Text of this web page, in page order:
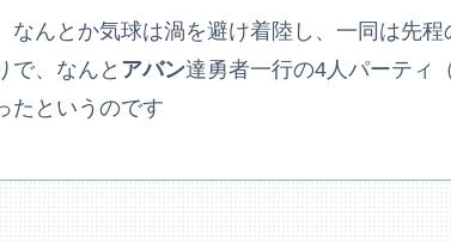
なんとか気球は渦を避け着陸し、一同は先
で、なんと アバン達勇者一行の4人パーティ（
たというのです